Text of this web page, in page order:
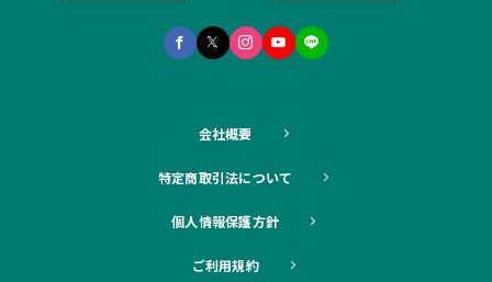
会社概要
特定商取引法について
個人情報保護方針
ご利用規約